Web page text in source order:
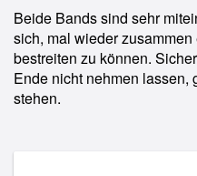
Beide Bands sind sehr
sich, mal wieder
bestreiten zu können.
Ende nicht nehmen lassen,
stehen.